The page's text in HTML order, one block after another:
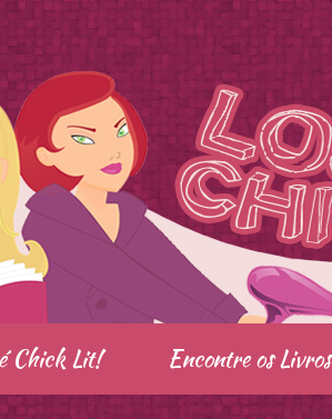
Chick Lit! Encontre os Livros